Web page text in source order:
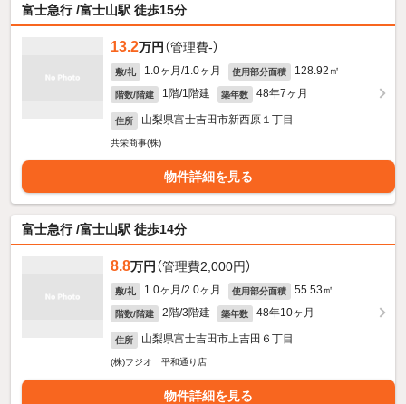
富士急行 /富士山駅 徒歩15分
13.2万円 （管理費-）
敷/礼 1.0ヶ月/1.0ヶ月 使用部分面積 128.92㎡
階数/階建 1階/1階建 築年数 48年7ヶ月
住所 山梨県富士吉田市新西原１丁目
共栄商事(株)
物件詳細を見る
富士急行 /富士山駅 徒歩14分
8.8万円 （管理費2,000円）
敷/礼 1.0ヶ月/2.0ヶ月 使用部分面積 55.53㎡
階数/階建 2階/3階建 築年数 48年10ヶ月
住所 山梨県富士吉田市上吉田６丁目
(株)フジオ 平和通り店
物件詳細を見る